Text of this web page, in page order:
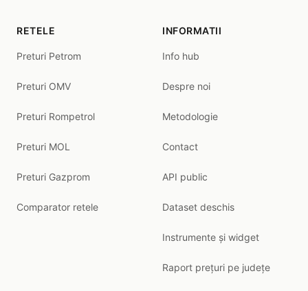
RETELE
Preturi Petrom
Preturi OMV
Preturi Rompetrol
Preturi MOL
Preturi Gazprom
Comparator retele
INFORMATII
Info hub
Despre noi
Metodologie
Contact
API public
Dataset deschis
Instrumente și widget
Raport prețuri pe județe